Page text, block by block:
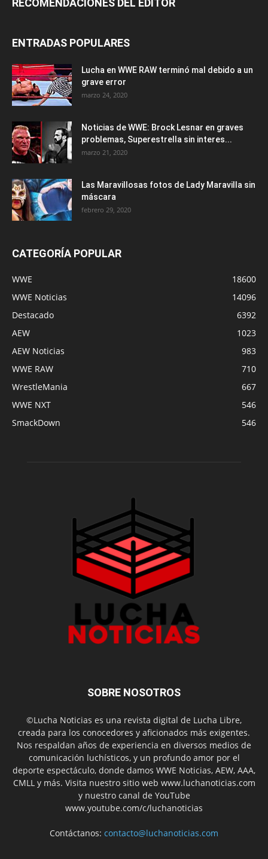
RECOMENDACIONES DEL EDITOR
ENTRADAS POPULARES
Lucha en WWE RAW terminó mal debido a un
grave error
marzo 24, 2020
Noticias de WWE: Brock Lesnar en graves
problemas, Superestrella sin interes...
marzo 21, 2020
Las Maravillosas fotos de Lady Maravilla sin
máscara
febrero 29, 2020
CATEGORÍA POPULAR
WWE
18600
WWE Noticias
14096
Destacado
6392
AEW
1023
AEW Noticias
983
WWE RAW
710
WrestleMania
667
WWE NXT
546
SmackDown
546
SOBRE NOSOTROS
©Lucha Noticias es una revista digital de Lucha Libre,
creada para los conocedores y aficionados más exigentes.
Nos respaldan años de experiencia en diversos medios de
comunicación luchísticos, y un profundo amor por el
deporte espectáculo, donde damos WWE Noticias, AEW, AAA,
CMLL y más. Visita nuestro sitio web www.luchanoticias.com
y nuestro canal de YouTube
www.youtube.com/c/luchanoticias
Contáctanos: contacto@luchanoticias.com